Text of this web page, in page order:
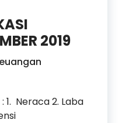
2019
1. Neraca 2. Laba